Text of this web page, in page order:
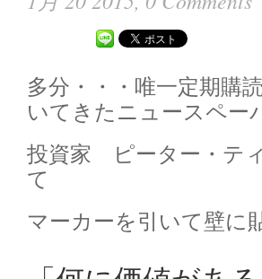
多分・・・唯一定期購
いてきたニュースペー
投資家 ピーター・テ
て
マーカーを引いて壁に